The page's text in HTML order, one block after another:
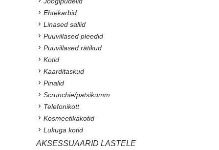
Ehtekarbid
Linased sallid
Puuvillased pleedid
Puuvillased rätikud
Kotid
Kaarditaskud
Pinalid
Scrunchie/patsikumm
Telefonikott
Kosmeetikakotid
Lukuga kotid
AKSESSUAARID LASTELE